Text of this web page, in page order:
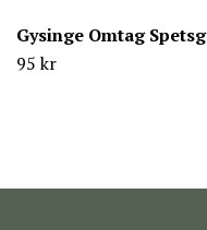
Gysinge Omtag
95 kr